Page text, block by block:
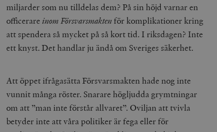
miljarder som nu tilldelas dem? På sin höjd varnar en
officerareinom Försvarsmaktenför komplikationer kring
att spendera så mycket på så kort tid. I riksdagen? Inte
ett knyst. Det handlar ju ändå om Sveriges säkerhet.
Att öppet ifrågasätta Försvarsmakten hade nog inte
vunnit många röster. Snarare högljudda grymtningar
om att ”man inte förstår allvaret”. Oviljan att tvivla
betyder inte att våra politiker är fega eller för